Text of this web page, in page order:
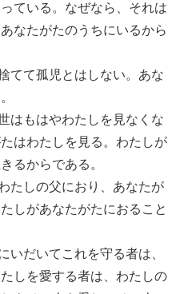
ている。なぜなら、それは
なたがたのうちにいるから
てて孤児とはしない。あな
はもはやわたしを見なくな
はわたしを見る。わたしが
るからである。
たしの父におり、あなたが
しがあなたがたにおること
いだいてこれを守る者は、
しを愛する者は、わたしの